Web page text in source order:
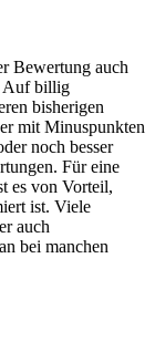
Bewertung auch
Auf billig
bisherigen
mit Minuspunkten
noch besser
Für eine
es von Vorteil,
ist. Viele
auch
bei manchen